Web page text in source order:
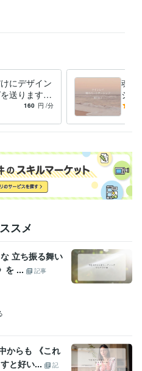
にデザイン
送ります
なひらめき
160 円 /分
魂の
シッ
囲の
トー
スメ
立ち振る舞い
を ...
記事
からも 《これ
と好い...
記